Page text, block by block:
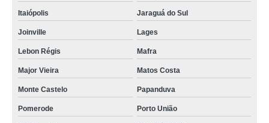
Itaiópolis Jaraguá do Sul
Joinville Lages
Lebon Régis Mafra
Major Vieira Matos Costa
Monte Castelo Papanduva
Pomerode Porto União